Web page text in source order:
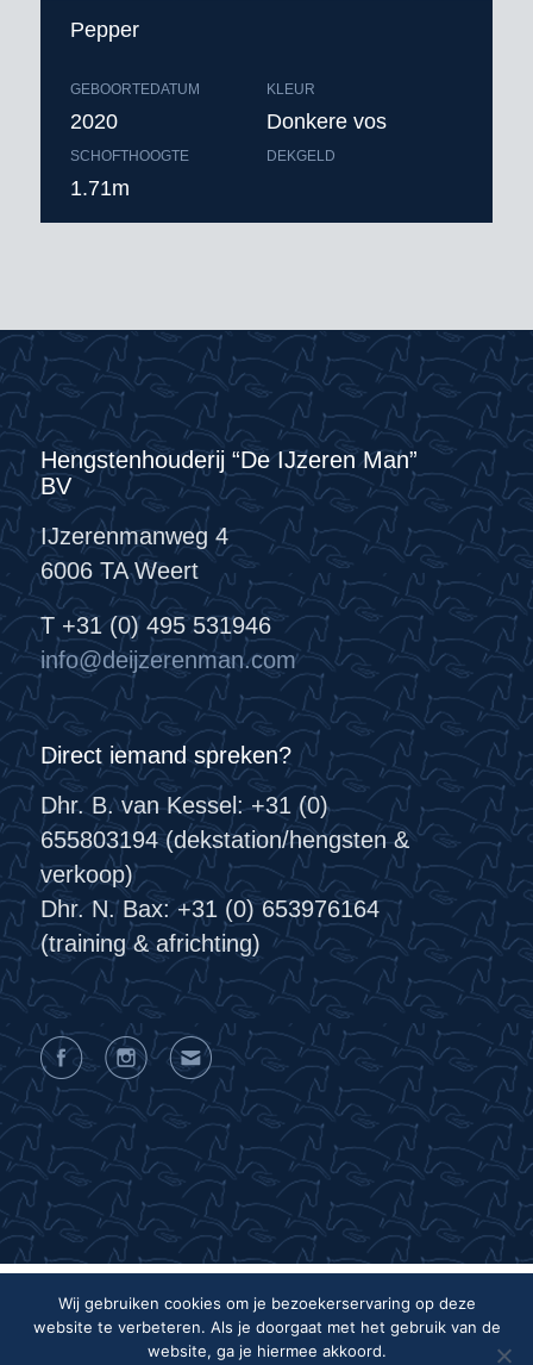
Pepper
GEBOORTEDATUM
2020
SCHOFTHOOGTE
1.71m
KLEUR
Donkere vos
DEKGELD
Hengstenhouderij “De IJzeren Man”
BV
IJzerenmanweg 4
6006 TA Weert
T +31 (0) 495 531946
info@deijzerenman.com
Direct iemand spreken?
Dhr. B. van Kessel: +31 (0)
655803194 (dekstation/hengsten &
verkoop)
Dhr. N. Bax: +31 (0) 653976164
(training & africhting)
Privacyverklaring
Algemene voorwaarden
Wij gebruiken cookies om je bezoekerservaring op deze
website te verbeteren. Als je doorgaat met het gebruik van de
website, ga je hiermee akkoord.